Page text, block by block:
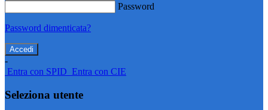
Password
Password dimenticata?
-
Entra con SPID Entra con CIE
Seleziona utente